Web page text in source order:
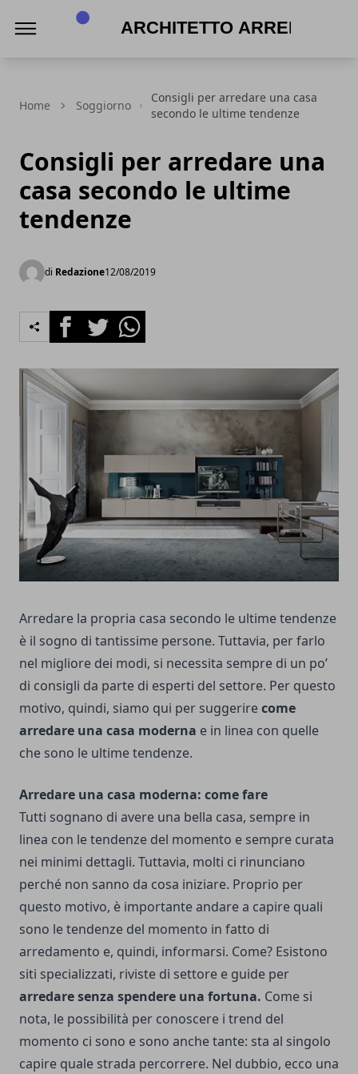
Home Soggiorno
Consigli per arredare una casa
secondo le ultime tendenze
Consigli per arredare una
casa secondo le ultime
tendenze
di Redazione12/08/2019
FacebookTwitterWhatsapp
Arredare la propria casa secondo le ultime tendenze
è il sogno di tantissime persone. Tuttavia, per farlo
nel migliore dei modi, si necessita sempre di un po’
di consigli da parte di esperti del settore. Per questo
motivo, quindi, siamo qui per suggerirecome
arredare una casa moderna e in linea con quelle
che sono le ultime tendenze.
Arredare una casa moderna: come fare
Tutti sognano di avere una bella casa, sempre in
linea con le tendenze del momento e sempre curata
nei minimi dettagli. Tuttavia, molti ci rinunciano
perché non sanno da cosa iniziare. Proprio per
questo motivo, è importante andare a capire quali
sono le tendenze del momento in fatto di
arredamento e, quindi, informarsi. Come? Esistono
siti specializzati, riviste di settore e guide per
arredare senza spendere una fortuna. Come si
nota, le possibilità per conoscere i trend del
momento ci sono e sono anche tante: sta al singolo
capire quale strada percorrere. Nel dubbio, ecco una